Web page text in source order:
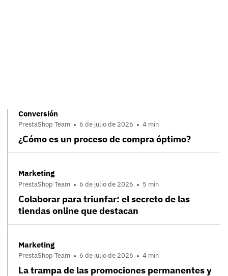
Conversión
PrestaShop Team 6 de julio de 2026 4 min
¿Cómo es un proceso de compra óptimo?
Marketing
PrestaShop Team 6 de julio de 2026 5 min
Colaborar para triunfar: el secreto de las
tiendas online que destacan
Marketing
PrestaShop Team 6 de julio de 2026 4 min
La trampa de las promociones permanentes y